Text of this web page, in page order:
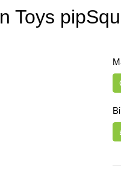
Toys